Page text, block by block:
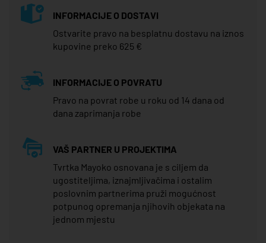
INFORMACIJE O DOSTAVI
Ostvarite pravo na besplatnu dostavu na iznos
kupovine preko 625 €
INFORMACIJE O POVRATU
Pravo na povrat robe u roku od 14 dana od
dana zaprimanja robe
VAŠ PARTNER U PROJEKTIMA
Tvrtka Mayoko osnovana je s ciljem da
ugostiteljima, iznajmljivačima i ostalim
poslovnim partnerima pruži mogućnost
potpunog opremanja njihovih objekata na
jednom mjestu